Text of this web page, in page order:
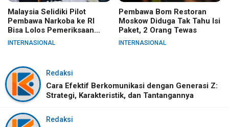
Malaysia Selidiki Pilot
Pembawa Narkoba ke RI
Bisa Lolos Pemeriksaan
KLIA
INTERNASIONAL
Pembawa Bom Restoran
Moskow Diduga Tak Tahu Isi
Paket, 2 Orang Tewas
INTERNASIONAL
Redaksi
Cara Efektif Berkomunikasi dengan Generasi Z:
Strategi, Karakteristik, dan Tantangannya
Redaksi